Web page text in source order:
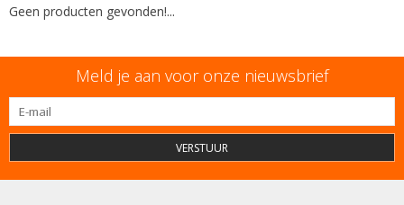
Geen producten gevonden!...
Meld je aan voor onze nieuwsbrief
VERSTUUR